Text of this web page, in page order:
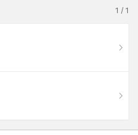
고 싶다
는 / 부산역·1 / 마지막 말 / 만개 /
/ 나무들처럼 / 새소리 / 노부부 /
/ 당신이란 말 / 동행/ 가정 / 아내
안녕 / 여름 한낮 / 몇 년 / 종일재
비애 / 호스피스 / 몰랐던 사람처
1 /1